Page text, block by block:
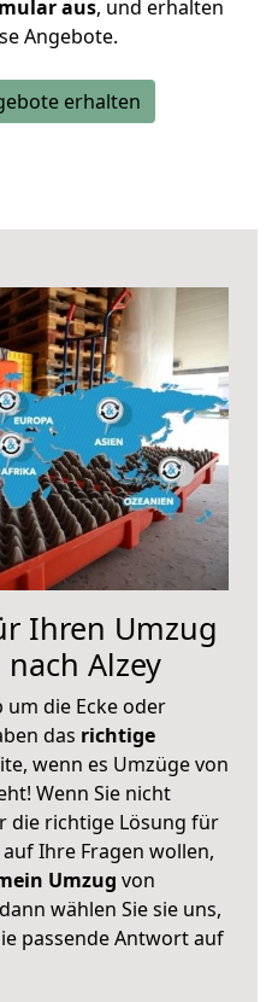
aus, und erhalten
Angebote.
erhalten
Ihren Umzug
Alzey
um die Ecke oder
das richtige
wenn es Umzüge von
Wenn Sie nicht
die richtige Lösung für
Ihre Fragen wollen,
Umzug von
wählen Sie sie uns,
passende Antwort auf